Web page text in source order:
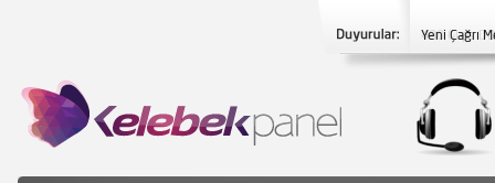
Yeni Çağrı